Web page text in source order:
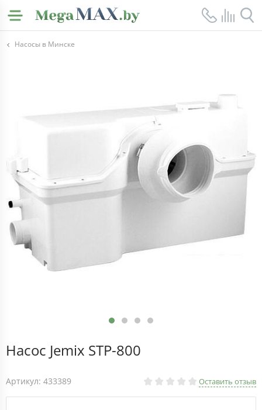
Насосы в Минске
Насос Jemix STP-800
Артикул: 433389 Оставить отзыв